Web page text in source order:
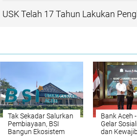
USK Telah 17 Tahun Lakukan
Tak Sekadar Salurkan
Pembiayaan, BSI
Bangun Ekosistem
Bank Aceh
Gelar
dan